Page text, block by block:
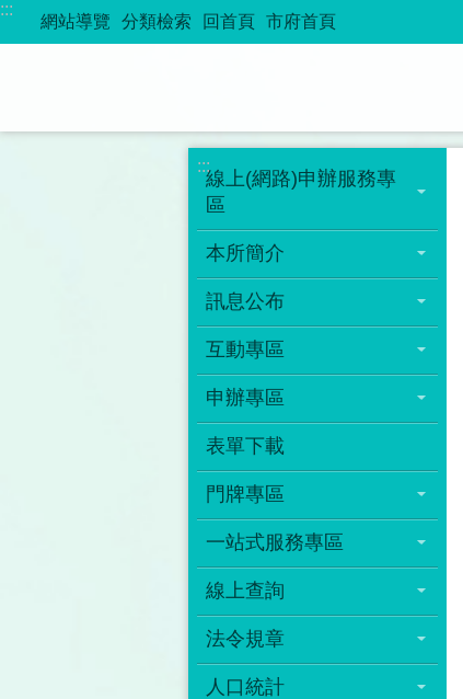
跳到主要內容區塊
:::
網站導覽 分類檢索 回首頁 市府首頁
:::
線上(網路)申辦服務專
區
本所簡介
訊息公布
互動專區
申辦專區
表單下載
門牌專區
一站式服務專區
線上查詢
法令規章
人口統計